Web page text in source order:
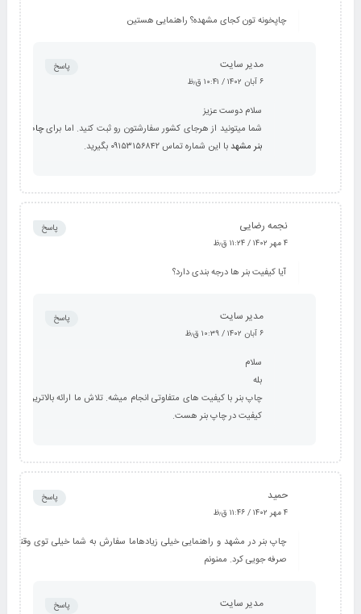
چاپخونه تون کجای مشهده؟ راهنمایی هستین
مدیر سایت
۶ آبان ۱۴۰۲ / ۱۰:۴۱ ق٫ظ
پاسخ
سلام دوست عزیز
شما میتونید از هرجای کشور سفارشتون رو ثبت کنید. اما برایچاپ
بنر مشهد با این شماره تماس ۰۹۱۵۳۱۵۶۸۴۲ بگیرید.
نجمه رضایی
۴ مهر ۱۴۰۲ / ۱۱:۲۴ ق٫ظ
پاسخ
آیا کیفیت بنر ها درجه بندی دارد؟
مدیر سایت
۶ آبان ۱۴۰۲ / ۱۰:۳۹ ق٫ظ
پاسخ
سلام
بله
چاپ بنر با کیفیت های متفاوتی انجام میشه. تلاش ما ارائه بالاترین
کیفیت در چاپ بنر هست.
حمید
۴ مهر ۱۴۰۲ / ۱۱:۴۶ ق٫ظ
پاسخ
چاپ بنر در مشهد و راهنمایی خیلی زیادهاما سفارش به شما خیلی توی وقتم
صرفه جویی کرد. ممنونم
مدیر سایت پاسخ